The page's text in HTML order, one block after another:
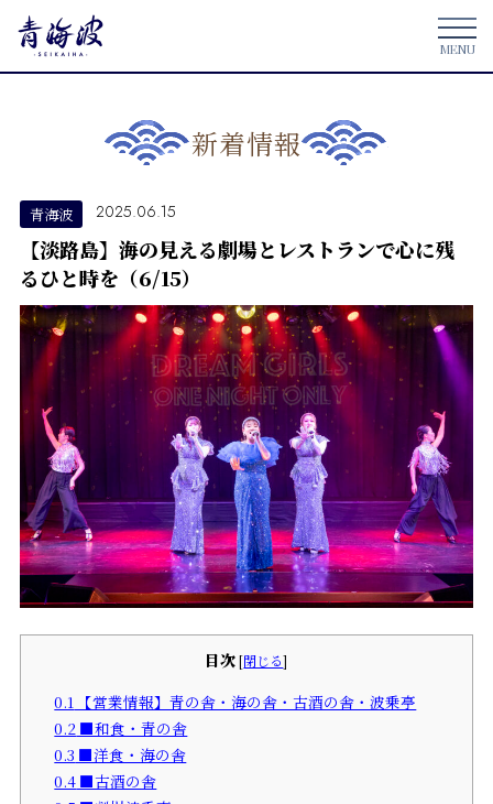
新着情報
青海波 2025.06.15
【淡路島】海の見える劇場とレストランで心に残
るひと時を（6/15）
目次[閉じる]
0.1
【営業情報】青の舎・海の舎・古酒の舎・波乗亭
0.2 ■和食・青の舎
0.3 ■洋食・海の舎
0.4 ■古酒の舎